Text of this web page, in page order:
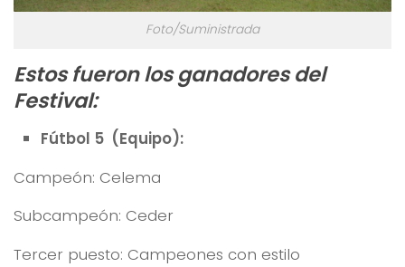
Foto/Suministrada
Estos fueron los ganadores del
Festival:
Fútbol 5 (Equipo):
Campeón: Celema
Subcampeón: Ceder
Tercer puesto: Campeones con estilo